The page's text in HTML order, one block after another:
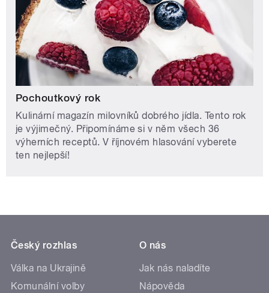
Pochoutkový rok
Kulinární magazín milovníků dobrého jídla. Tento rok
je výjimečný. Připomínáme si v něm všech 36
výherních receptů. V říjnovém hlasování vyberete
ten nejlepší!
Český rozhlas
Válka na Ukrajině
Komunální volby
O nás
Jak nás naladíte
Nápověda